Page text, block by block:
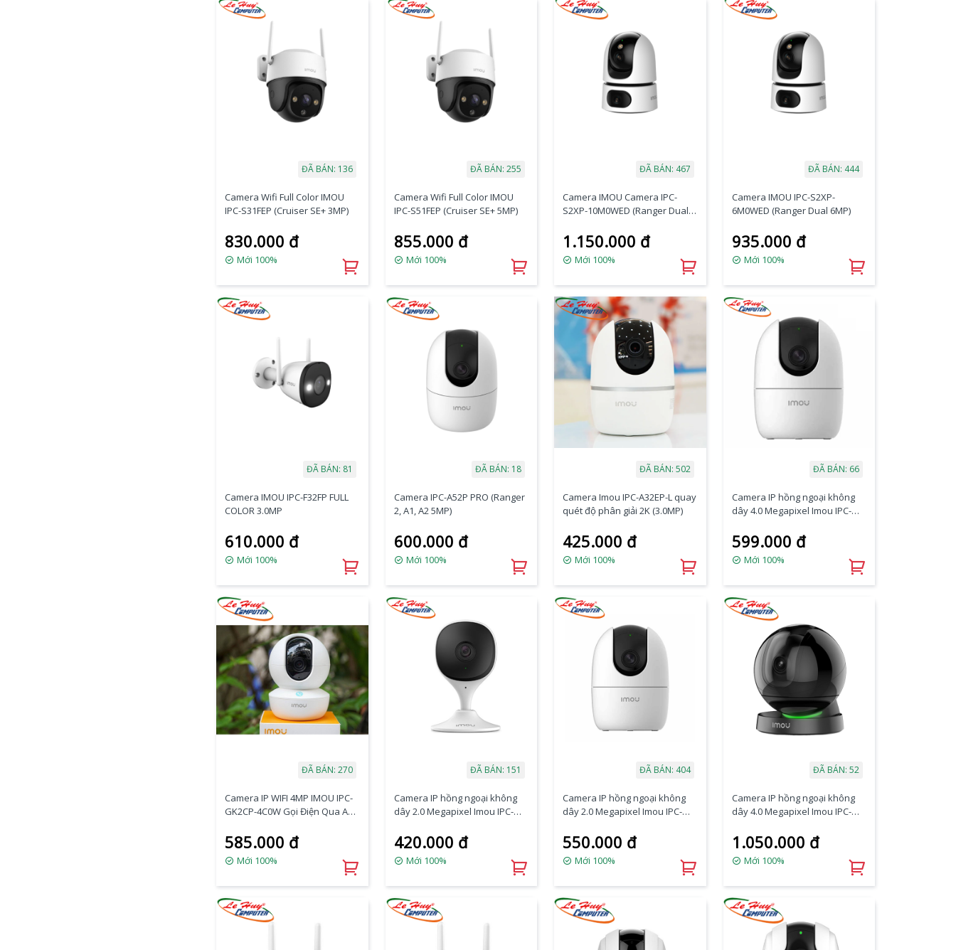
ĐÃ BÁN: 136
Camera Wifi Full Color IMOU
IPC-S31FEP (Cruiser SE+ 3MP)
830.000 đ
Mới 100%
ĐÃ BÁN: 255
Camera Wifi Full Color IMOU
IPC-S51FEP (Cruiser SE+ 5MP)
855.000 đ
Mới 100%
ĐÃ BÁN: 467
Camera IMOU Camera IPC-
S2XP-10M0WED (Ranger Dual
1.150.000 đ
Mới 100%
ĐÃ BÁN: 444
Camera IMOU IPC-S2XP-
6M0WED (Ranger Dual 6MP)
935.000 đ
Mới 100%
ĐÃ BÁN: 81
Camera IMOU IPC-F32FP FULL
COLOR 3.0MP
610.000 đ
Mới 100%
ĐÃ BÁN: 18
Camera IPC-A52P PRO (Ranger
2, A1, A2 5MP)
600.000 đ
Mới 100%
ĐÃ BÁN: 502
Camera Imou IPC-A32EP-L quay
quét độ phân giải 2K (3.0MP)
425.000 đ
Mới 100%
ĐÃ BÁN: 66
Camera IP hồng ngoại không
dây 4.0 Megapixel Imou IPC-
599.000 đ
Mới 100%
ĐÃ BÁN: 270
Camera IP WIFI 4MP IMOU IPC-
GK2CP-4C0W Gọi Điện Qua APP
585.000 đ
Mới 100%
ĐÃ BÁN: 151
Camera IP hồng ngoại không
dây 2.0 Megapixel Imou IPC-
420.000 đ
Mới 100%
ĐÃ BÁN: 404
Camera IP hồng ngoại không
dây 2.0 Megapixel Imou IPC-
550.000 đ
Mới 100%
ĐÃ BÁN: 52
Camera IP hồng ngoại không
dây 4.0 Megapixel Imou IPC-
1.050.000 đ
Mới 100%